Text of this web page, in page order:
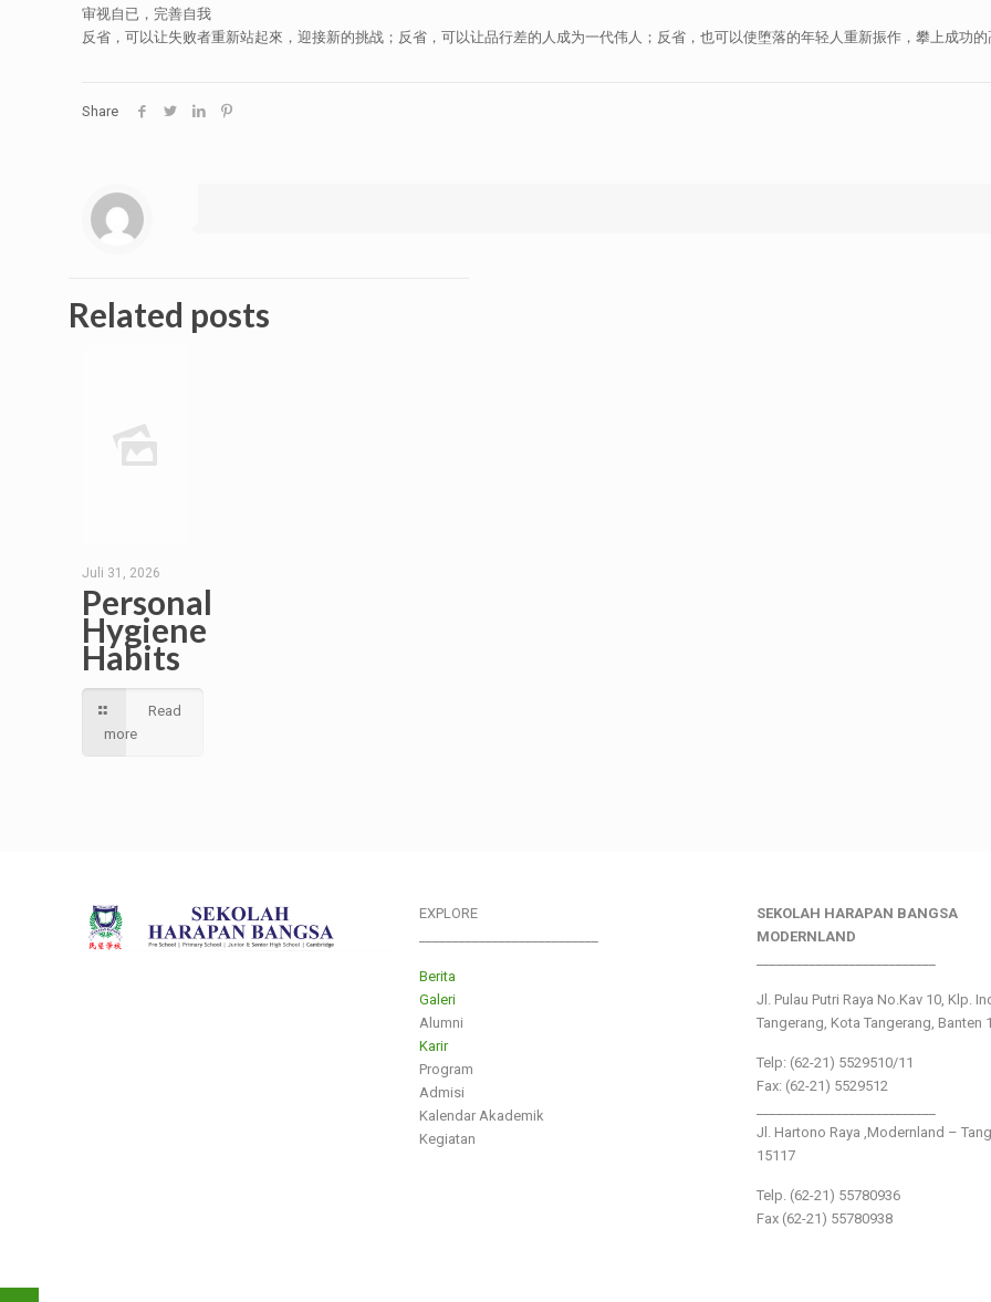
审视自已，完善自我
反省，可以让失败者重新站起來，迎接新的挑战；反省，可以让品行差的人成为一代伟人；反省，也可以使堕落的年轻人重新振作，攀上成功
Share
Related posts
Juli 31, 2026
Personal
Hygiene
Habits
Read
more
EXPLORE
Berita
Galeri
Alumni
Karir
Program
Admisi
Kalendar Akademik
Kegiatan
SEKOLAH HARAPAN BANGSA
MODERNLAND
Jl. Pulau Putri Raya No.Kav 10, Klp.
Tangerang, Kota Tangerang, Banten
Telp: (62-21) 5529510/11
Fax: (62-21) 5529512
Jl. Hartono Raya ,Modernland –
15117
Telp. (62-21) 55780936
Fax (62-21) 55780938